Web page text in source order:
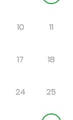
10 11
17 18
24 25